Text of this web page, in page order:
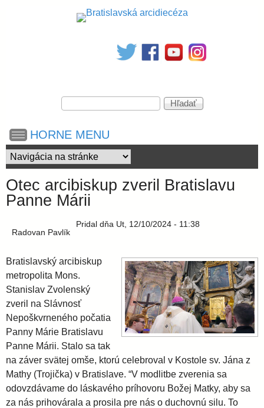
Skočiť
t
i
s
a
v
s
k
á
V
y
ľ
a
d
á
v
a
i
H
ľ
d
a
ť
HORNE MENU
Otec arcibiskup zveril Bratislavu
Panne Márii
Pridal
Radovan Pavlík
dňa Ut, 12/10/2024 - 11:38
Bratislavský arcibiskup
metropolita Mons.
Stanislav Zvolenský
zveril na Slávnosť
Nepoškvrneného počatia
Panny Márie Bratislavu
Panne Márii. Stalo sa tak
na záver svätej omše, ktorú celebroval v Kostole sv. Jána z
Mathy (Trojička) v Bratislave. “V modlitbe zverenia sa
odovzdávame do láskavého príhovoru Božej Matky, aby sa
za nás prihovárala a prosila pre nás o duchovnú silu. To